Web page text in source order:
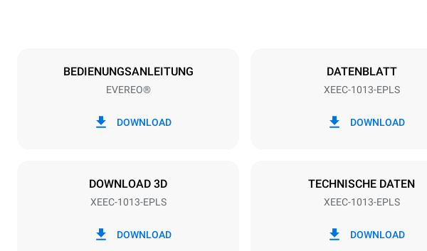
220-240V 1N~
BEDIENUNGSANLEITUNG
EVEREO®
DOWNLOAD
DATENBLATT
XEEC-1013-EPLS
DOWNLOAD
DOWNLOAD 3D
XEEC-1013-EPLS
DOWNLOAD
TECHNISCHE DATEN
XEEC-1013-EPLS
DOWNLOAD